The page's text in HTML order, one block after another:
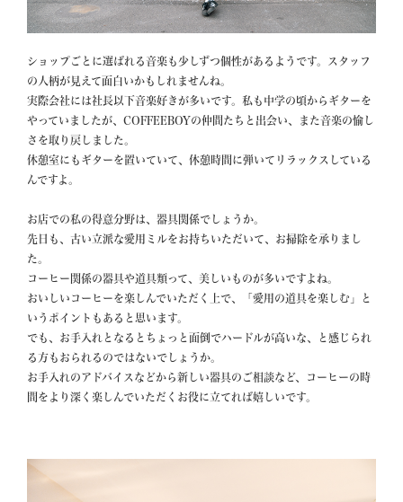
ショップごとに選ばれる音楽も少しずつ個性があるようです。スタッフ
の人柄が見えて面白いかもしれませんね。
実際会社には社長以下音楽好きが多いです。私も中学の頃からギターを
やっていましたが、COFFEEBOYの仲間たちと出会い、また音楽の愉し
さを取り戻しました。
休憩室にもギターを置いていて、休憩時間に弾いてリラックスしている
んですよ。
お店での私の得意分野は、器具関係でしょうか。
先日も、古い立派な愛用ミルをお持ちいただいて、お掃除を承りまし
た。
コーヒー関係の器具や道具類って、美しいものが多いですよね。
おいしいコーヒーを楽しんでいただく上で、「愛用の道具を楽しむ」と
いうポイントもあると思います。
でも、お手入れとなるとちょっと面倒でハードルが高いな、と感じられ
る方もおられるのではないでしょうか。
お手入れのアドバイスなどから新しい器具のご相談など、コーヒーの時